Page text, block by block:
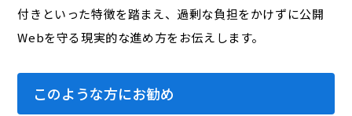
付きといった特徴を踏まえ、過剰な負担をかけずに公開
Webを守る現実的な進め方をお伝えします。
このような方にお勧め